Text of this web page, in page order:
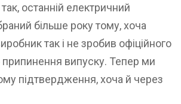
останній електричний
більше року тому, хоча
так і не зробив офіційного
випуску. Тепер ми
підтвердження, хоча й через